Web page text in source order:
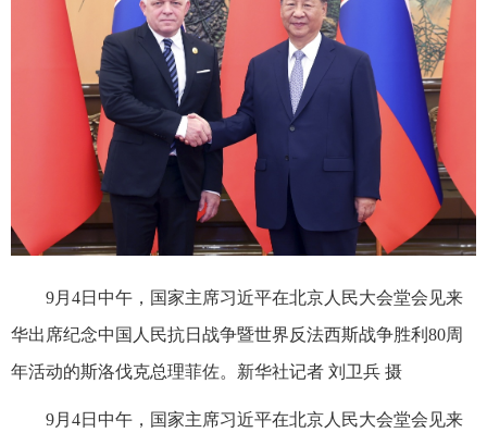
9月4日中午，国家主席习近平在北京人民大会堂会见来
华出席纪念中国人民抗日战争暨世界反法西斯战争胜利80周
年活动的斯洛伐克总理菲佐。新华社记者 刘卫兵 摄
9月4日中午，国家主席习近平在北京人民大会堂会见来